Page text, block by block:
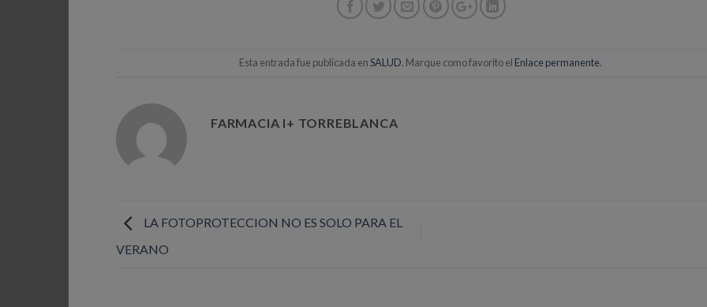
Esta entrada fue publicada enSALUD. Marque como favorito el Enlace permanente.
FARMACIA I+ TORREBLANCA
LA FOTOPROTECCION NO ES SOLO PARA EL
VERANO